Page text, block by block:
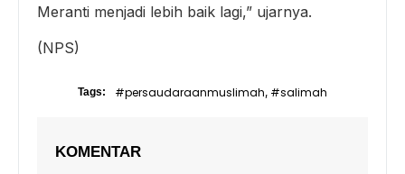
Meranti menjadi lebih baik lagi,” ujarnya.
(NPS)
Tags: #persaudaraanmuslimah, #salimah
KOMENTAR